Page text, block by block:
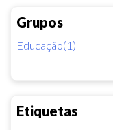
Grupos
Educação(1)
Etiquetas